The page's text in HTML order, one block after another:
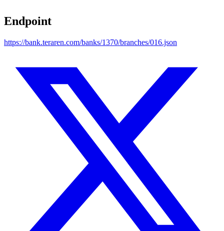
Endpoint
https://bank.teraren.com/banks/1370/branches/016.json